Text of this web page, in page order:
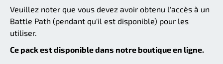
Veuillez noter que vous devez avoir obtenu l'accès à un
Battle Path (pendant qu'il est disponible) pour les
utiliser.
Ce pack est disponible dans notre boutique en ligne.